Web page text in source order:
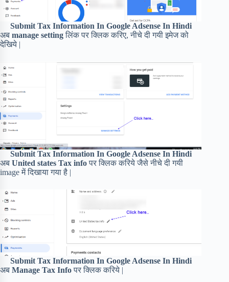
Submit Tax Information In Google Adsense In Hindi
अब manage settingलिंक पर क्लिक करिए, नीचे दी गयी इमेज को
देखिये |
Submit Tax Information In Google Adsense In Hindi
अब United states Tax infoपर क्लिक करिये जैसे नीचे दी गयी
image में दिखाया गया है |
Submit Tax Information In Google Adsense In Hindi
अब Manage Tax Infoपर क्लिक करिये |